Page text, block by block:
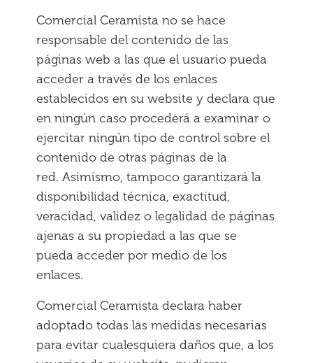
Comercial Ceramista no se hace
responsable del contenido de las
páginas web a las que el usuario pueda
acceder a través de los enlaces
establecidos en su website y declara que
en ningún caso procederá a examinar o
ejercitar ningún tipo de control sobre el
contenido de otras páginas de la
red. Asimismo, tampoco garantizará la
disponibilidad técnica, exactitud,
veracidad, validez o legalidad de páginas
ajenas a su propiedad a las que se
pueda acceder por medio de los
enlaces.
Comercial Ceramista declara haber
adoptado todas las medidas necesarias
para evitar cualesquiera daños que, a los